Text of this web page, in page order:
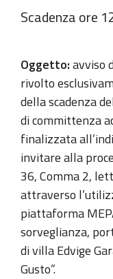
Scadenza ore
Oggetto:avviso
rivolto
della scadenza
di committenza
finalizzata
invitare alla
36, Comma 2,
attraverso
piattaforma
sorveglianza,
di villa Edvige
Gusto”.